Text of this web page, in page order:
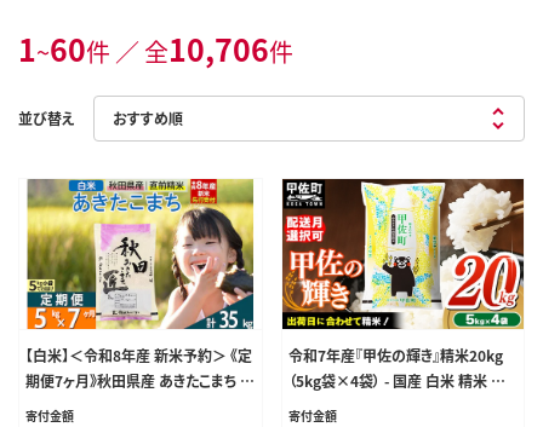
1~60件 ／ 全10,706件
並び替え
【白米】＜令和8年産 新米予約＞ 《定
期便7ヶ月》秋田県産 あきたこまち 5
kg (5kg×1袋)×7回 5キロ お米 匠
寄付金額
令和7年産『甲佐の輝き』精米20kg
（5kg袋×4袋） - 国産 白米 精米 お
米 ブレンド米 複数原料米 訳あり 厳
寄付金額